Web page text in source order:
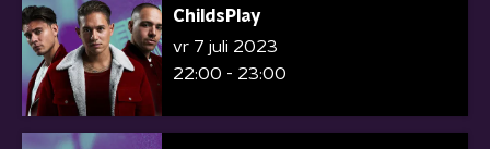
ChildsPlay
vr 7 juli 2023
22:00 - 23:00